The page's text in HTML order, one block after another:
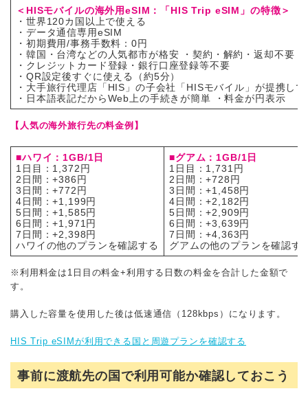
＜HISモバイルの海外用eSIM：「HIS Trip eSIM」の特徴＞
・世界120カ国以上で使える
・データ通信専用eSIM
・初期費用/事務手数料：0円
・韓国・台湾などの人気都市が格安 ・契約・解約・返却不要
・クレジットカード登録・銀行口座登録等不要
・QR設定後すぐに使える（約5分）
・大手旅行代理店「HIS」の子会社「HISモバイル」が提携し
・日本語表記だからWeb上の手続きが簡単 ・料金が円表示
【人気の海外旅行先の料金例】
■ハワイ：1GB/1日
1日目：1,372円
2日間：+386円
3日間：+772円
4日間：+1,199円
5日間：+1,585円
6日間：+1,971円
7日間：+2,398円
ハワイの他のプランを確認する
■グアム：1GB/1日
1日目：1,731円
2日間：+728円
3日間：+1,458円
4日間：+2,182円
5日間：+2,909円
6日間：+3,639円
7日間：+4,363円
グアムの他のプランを確認す
※利用料金は1日目の料金+利用する日数の料金を合計した金額で
す。
購入した容量を使用した後は低速通信（128kbps）になります。
HIS Trip eSIMが利用できる国と周遊プランを確認する
事前に渡航先の国で利用可能か確認しておこう